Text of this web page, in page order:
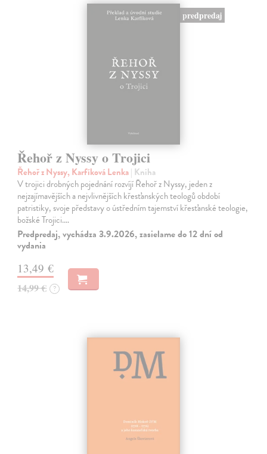
predpredaj
Řehoř z Nyssy o Trojici
Řehoř z Nyssy, Karfíková Lenka| Kniha
V trojici drobných pojednání rozvíjí Řehoř z Nyssy, jeden z
nejzajímavějších a nejvlivnějších křesťanských teologů období
patristiky, svoje představy o ústředním tajemství křesťanské teologie,
božské Trojici.…
Predpredaj, vychádza 3.9.2026, zasielame do 12 dní od
vydania
13,49 €
14,99 € ?